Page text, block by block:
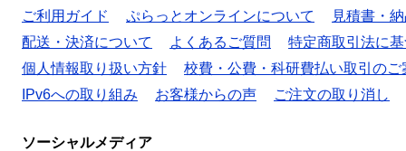
ご利用ガイド
ぷらっとオンラインについて
見積書・
配送・決済について
よくあるご質問
特定商取引法に
個人情報取り扱い方針
校費・公費・科研費払い取引のご
IPv6への取り組み
お客様からの声 ご注文の取り消し
ソーシャルメディア